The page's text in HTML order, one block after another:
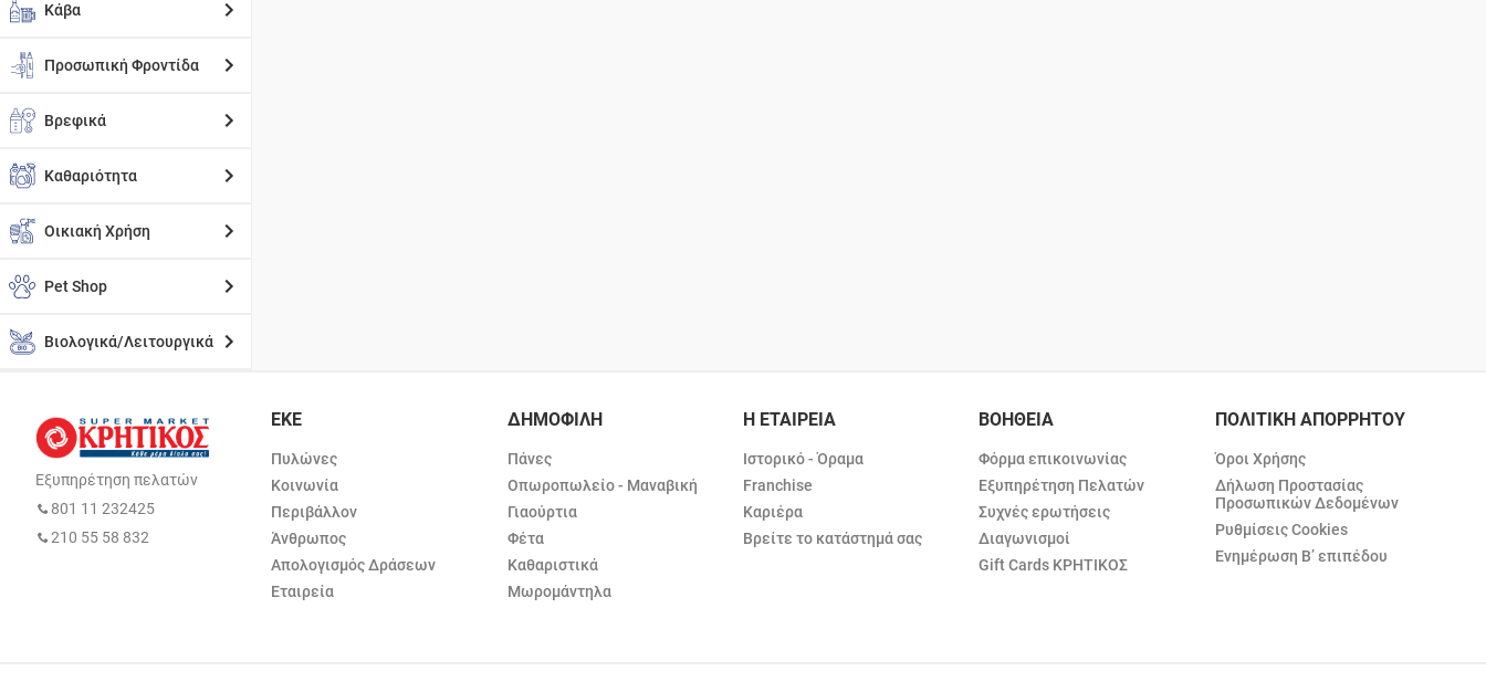
Κάβα
Προσωπική Φροντίδα
Βρεφικά
Καθαριότητα
Οικιακή Χρήση
Pet Shop
Βιολογικά/Λειτουργικά
Εξυπηρέτηση πελατών
801 11 232425
210 55 58 832
ΕΚΕ
Πυλώνες
Κοινωνία
Περιβάλλον
Άνθρωπος
Απολογισμός Δράσεων
Εταιρεία
ΔΗΜΟΦΙΛΗ
Πάνες
Οπωροπωλείο - Μαναβική
Γιαούρτια
Φέτα
Καθαριστικά
Μωρομάντηλα
Η ΕΤΑΙΡΕΙΑ
Ιστορικό - Όραμα
Franchise
Καριέρα
Βρείτε το κατάστημά σας
ΒΟΗΘΕΙΑ
Φόρμα επικοινωνίας
Εξυπηρέτηση Πελατών
Συχνές ερωτήσεις
Διαγωνισμοί
Gift Cards ΚΡΗΤΙΚΟΣ
ΠΟΛΙΤΙΚΗ ΑΠΟΡΡΗΤΟΥ
Όροι Χρήσης
Δήλωση Προστασίας
Προσωπικών Δεδομένων
Ρυθμίσεις Cookies
Ενημέρωση Β’ επιπέδου